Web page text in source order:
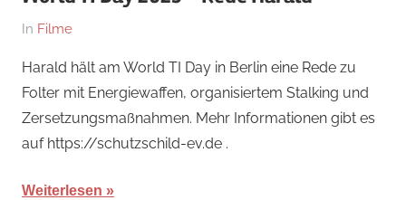
Am
November
2023
Von
In Filme
Harald hält am World TI Day in Berlin eine Rede zu
Folter mit Energiewaffen, organisiertem Stalking und
Zersetzungsmaßnahmen. Mehr Informationen gibt es
auf https://schutzschild-ev.de .
Weiterlesen